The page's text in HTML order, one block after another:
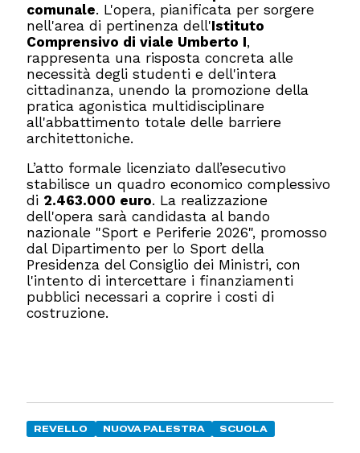
comunale. L'opera, pianificata per sorgere
nell'area di pertinenza dell'Istituto
Comprensivo di viale Umberto I,
rappresenta una risposta concreta alle
necessità degli studenti e dell'intera
cittadinanza, unendo la promozione della
pratica agonistica multidisciplinare
all'abbattimento totale delle barriere
architettoniche.
L’atto formale licenziato dall’esecutivo
stabilisce un quadro economico complessivo
di 2.463.000 euro. La realizzazione
dell'opera sarà candidasta al bando
nazionale "Sport e Periferie 2026", promosso
dal Dipartimento per lo Sport della
Presidenza del Consiglio dei Ministri, con
l'intento di intercettare i finanziamenti
pubblici necessari a coprire i costi di
costruzione.
REVELLO NUOVA PALESTRA SCUOLA